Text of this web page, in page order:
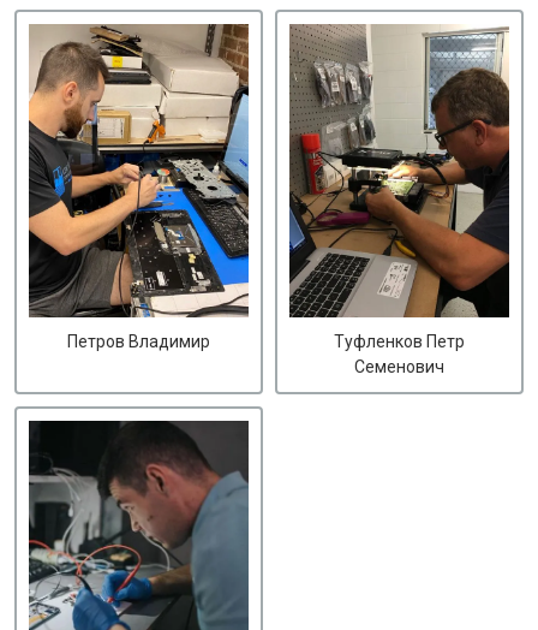
Петров Владимир
Туфленков Петр
Семенович